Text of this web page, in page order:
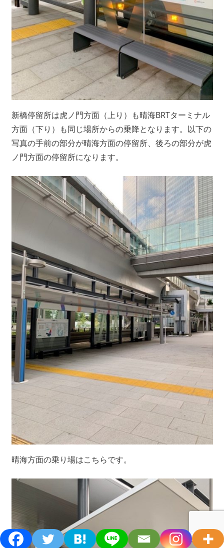
新橋停留所は虎ノ門方面（上り）も晴海BRTターミナル
方面（下り）も同じ場所からの乗降となります。以下の
写真の手前の部分が晴海方面の停留所、後ろの部分が虎
ノ門方面の停留所になります。
晴海方面の乗り場はこちらです。